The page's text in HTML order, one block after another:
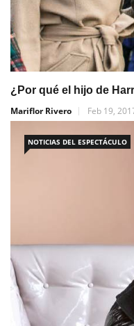
¿Por qué el hijo de
Mariflor Rivero
Feb 19,
NOTICIAS DEL ESPECTÁCULO